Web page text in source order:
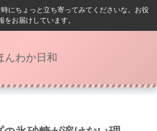
にちょっと立ち寄ってみてくださいな。お役
をお届けしています。
んわか日和